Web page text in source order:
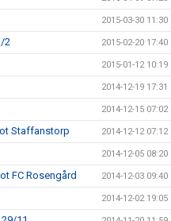
2015-03-30 11:30
2 2015-02-20 17:40
2015-01-12 10:19
2014-12-19 17:31
2014-12-15 07:02
Staffanstorp 2014-12-12 07:12
2014-12-05 08:20
FC Rosengård 2014-12-03 09:40
2014-12-02 19:05